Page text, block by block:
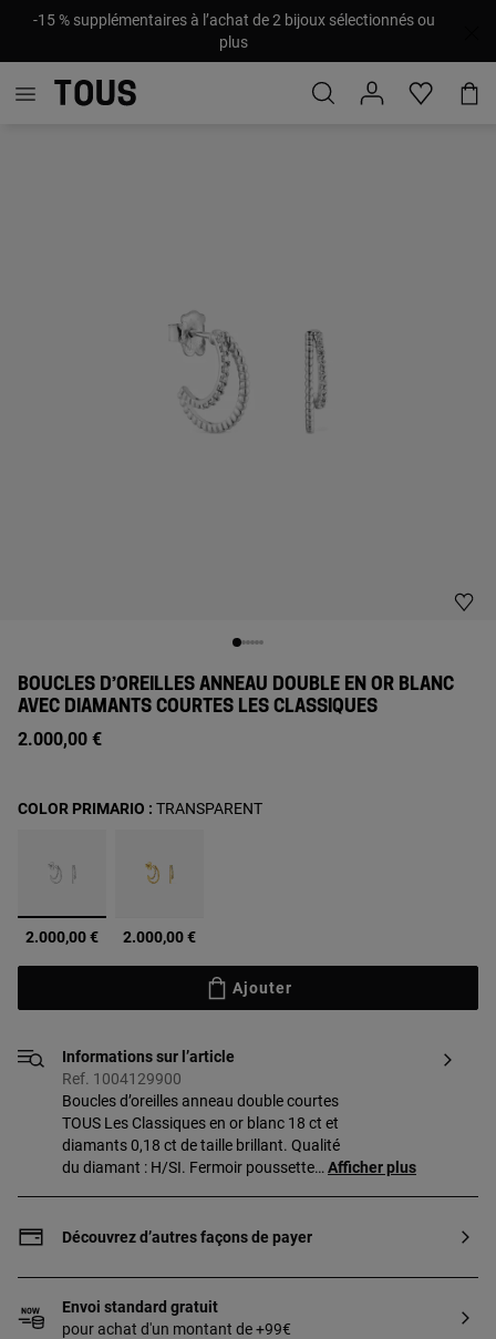
-15 % supplémentaires à l’achat de 2 bijoux sélectionnés ou
plus
BOUCLES D’OREILLES ANNEAU DOUBLE EN OR BLANC
AVEC DIAMANTS COURTES LES CLASSIQUES
2.000,00 €
sélectionné
2.000,00 € 2.000,00 €
COLOR PRIMARIO : TRANSPARENT
Ajouter
Informations sur l’article
Ref. 1004129900
Boucles d’oreilles anneau double courtes
TOUS Les Classiques en or blanc 18 ct et
diamants 0,18 ct de taille brillant. Qualité
du diamant : H/SI. Fermoir poussette
Afficher plus
Découvrez d’autres façons de payer
Envoi standard gratuit
pour achat d'un montant de +99€